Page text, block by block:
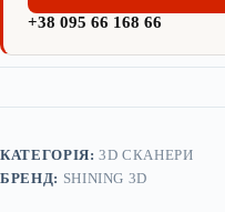
+38 095 66 168 66
КАТЕГОРІЯ:3D СКАНЕРИ
БРЕНД: SHINING 3D